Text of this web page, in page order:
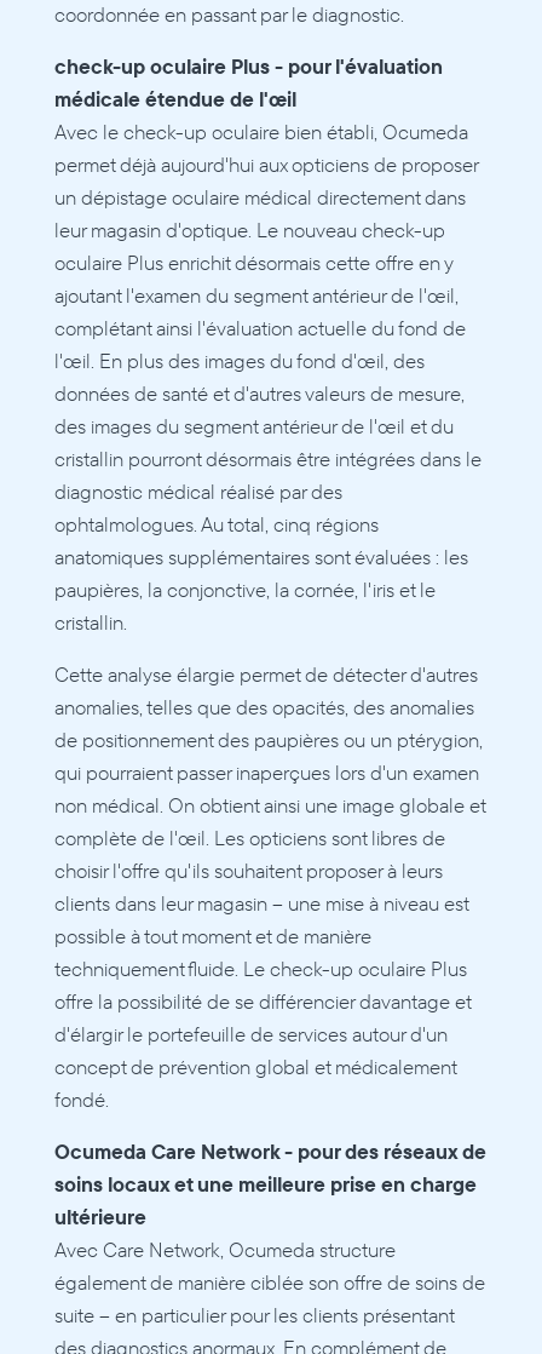
coordonnée en passant par le diagnostic.
check-up oculaire Plus - pour l'évaluation
médicale étendue de l'œil
Avec le check-up oculaire bien établi, Ocumeda
permet déjà aujourd'hui aux opticiens de proposer
un dépistage oculaire médical directement dans
leur magasin d'optique. Le nouveau check-up
oculaire Plus enrichit désormais cette offre en y
ajoutant l'examen du segment antérieur de l'œil,
complétant ainsi l'évaluation actuelle du fond de
l'œil. En plus des images du fond d'œil, des
données de santé et d'autres valeurs de mesure,
des images du segment antérieur de l'œil et du
cristallin pourront désormais être intégrées dans le
diagnostic médical réalisé par des
ophtalmologues. Au total, cinq régions
anatomiques supplémentaires sont évaluées : les
paupières, la conjonctive, la cornée, l'iris et le
cristallin.
Cette analyse élargie permet de détecter d'autres
anomalies, telles que des opacités, des anomalies
de positionnement des paupières ou un ptérygion,
qui pourraient passer inaperçues lors d'un examen
non médical. On obtient ainsi une image globale et
complète de l'œil. Les opticiens sont libres de
choisir l'offre qu'ils souhaitent proposer à leurs
clients dans leur magasin – une mise à niveau est
possible à tout moment et de manière
techniquement fluide. Le check-up oculaire Plus
offre la possibilité de se différencier davantage et
d'élargir le portefeuille de services autour d'un
concept de prévention global et médicalement
fondé.
Ocumeda Care Network - pour des réseaux de
soins locaux et une meilleure prise en charge
ultérieure
Avec Care Network, Ocumeda structure
également de manière ciblée son offre de soins de
suite – en particulier pour les clients présentant
des diagnostics anormaux. En complément de